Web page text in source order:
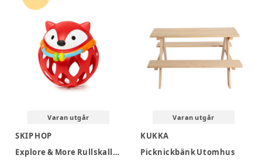
Varan utgår
SKIP HOP
Explore & More Rullskallra Räv
Varan utgår
KUKKA
Picknickbänk Utomhus